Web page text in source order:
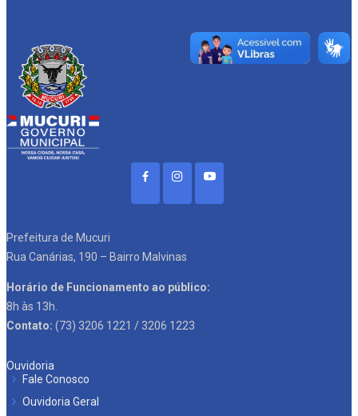
Prefeitura de Mucuri
Rua Canárias, 190 – Bairro Malvinas
Horário de Funcionamento ao público:
8h às 13h.
Contato: (73) 3206 1221 / 3206 1223
Ouvidoria
Fale Conosco
Ouvidoria Geral